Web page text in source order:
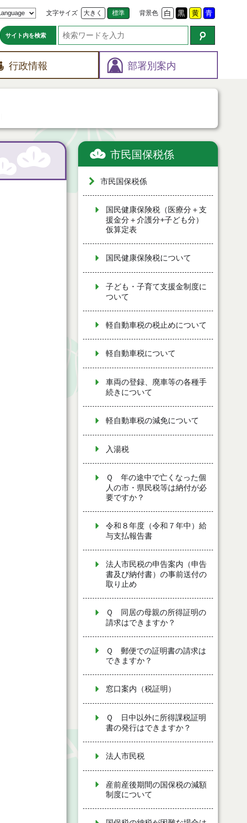
文字サイズ 大きく 標準 背景色 白 黒 黄 青
サイト内を検索
行政情報 部署別案内
市民国保税係
市民国保税係
国民健康保険税（医療分＋支
援金分＋介護分+子ども分）
仮算定表
国民健康保険税について
子ども・子育て支援金制度に
ついて
軽自動車税の税止めについて
軽自動車税について
車両の登録、廃車等の各種手
続きについて
軽自動車税の減免について
入湯税
Ｑ 年の途中で亡くなった個
人の市・県民税等は納付が必
要ですか？
令和８年度（令和７年中）給
与支払報告書
法人市民税の申告案内（申告
書及び納付書）の事前送付の
取り止め
Ｑ 同居の母親の所得証明の
請求はできますか？
Ｑ 郵便での証明書の請求は
できますか？
窓口案内（税証明）
Ｑ 日中以外に所得課税証明
書の発行はできますか？
法人市民税
産前産後期間の国保税の減額
制度について